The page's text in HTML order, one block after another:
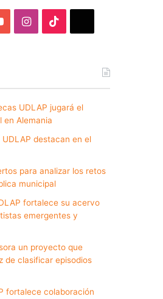
YouTubeInstagram
UDLAP jugará el
en Alemania
UDLAP destacan en el
para analizar los retos
municipal
fortalece su acervo
emergentes y
un proyecto que
de clasificar episodios
fortalece colaboración